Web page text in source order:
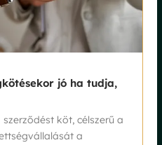
jó ha tudja,
köt, célszerű a
a